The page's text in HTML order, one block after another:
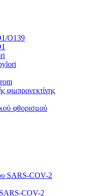
O139
φιμπρονεκτίνης
φθορισμού
SARS-COV-2